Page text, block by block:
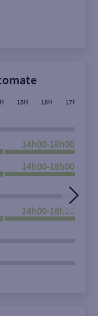
15H 16H 17H
14h00-18h00
14h00-18h00
14h00-18h00